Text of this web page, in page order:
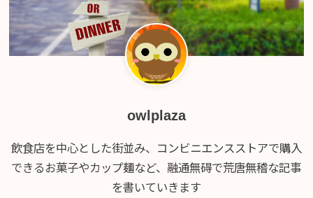
owlplaza
飲食店を中心とした街並み、コンビニエンスストアで購入
できるお菓子やカップ麺など、融通無碍で荒唐無稽な記事
を書いていきます